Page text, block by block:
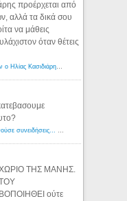
προέρχεται από
αλλά τα δικά σου
να μάθεις
όταν θέτεις
Αμερικανοί ρατσιστές αναρωτιούνται αν ο Ηλίας Κασιδιάρης ανήκει στη λευκή φυλή... - Λόγιος Ερμής
Ένα βιβλίο που πολεμήθηκε γιατί ξυπνούσε συνειδήσεις... - Λόγιος Ερμής | Η γνώση ξεκινάει με την αναζήτηση...
ΤΗΣ ΜΑΝΗΣ.
ούτε